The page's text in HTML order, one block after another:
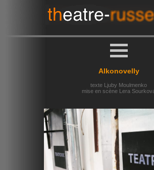
Alkonovelly
texte Ljuby Moulmenko
mise en scène Lera